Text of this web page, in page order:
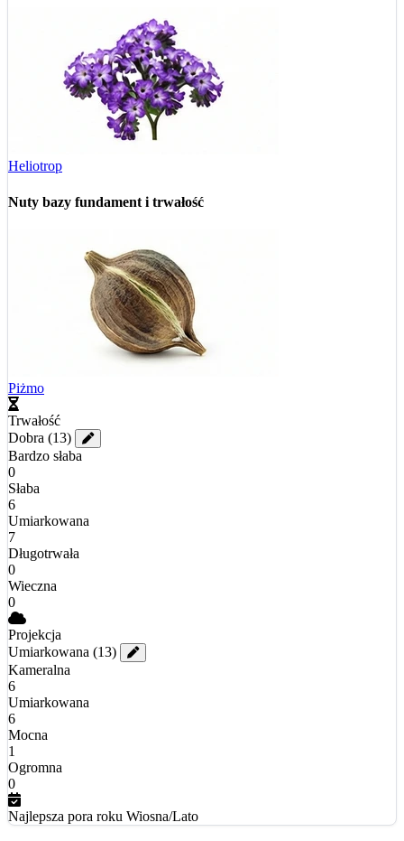
Heliotrop
Nuty bazy fundament i trwałość
Piżmo
Trwałość
Dobra (13)
Bardzo słaba
0
Słaba
6
Umiarkowana
7
Długotrwała
0
Wieczna
0
Projekcja
Umiarkowana (13)
Kameralna
6
Umiarkowana
6
Mocna
1
Ogromna
0
Najlepsza pora roku Wiosna/Lato